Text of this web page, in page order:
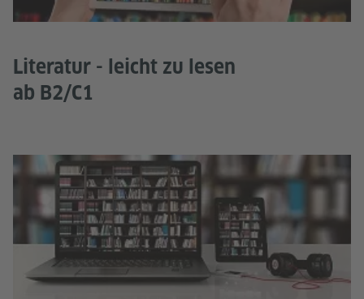
Literatur - leicht zu lesen
ab B2/C1